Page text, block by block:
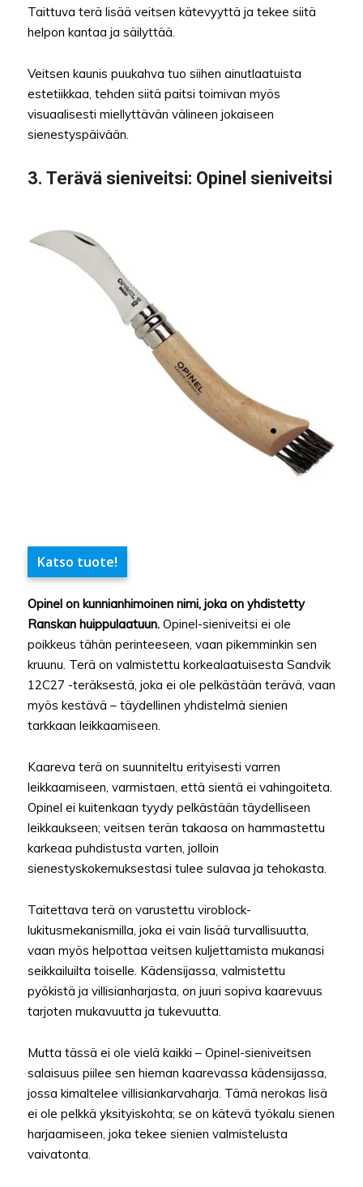
Taittuva terä lisää veitsen kätevyyttä ja tekee siitä
helpon kantaa ja säilyttää.
Veitsen kaunis puukahva tuo siihen ainutlaatuista
estetiikkaa, tehden siitä paitsi toimivan myös
visuaalisesti miellyttävän välineen jokaiseen
sienestyspäivään.
3. Terävä sieniveitsi: Opinel sieniveitsi
Katso tuote!
Opinel on kunnianhimoinen nimi, joka on yhdistetty
Ranskan huippulaatuun. Opinel-sieniveitsi ei ole
poikkeus tähän perinteeseen, vaan pikemminkin sen
kruunu. Terä on valmistettu korkealaatuisesta Sandvik
12C27 -teräksestä, joka ei ole pelkästään terävä, vaan
myös kestävä – täydellinen yhdistelmä sienien
tarkkaan leikkaamiseen.
Kaareva terä on suunniteltu erityisesti varren
leikkaamiseen, varmistaen, että sientä ei vahingoiteta.
Opinel ei kuitenkaan tyydy pelkästään täydelliseen
leikkaukseen; veitsen terän takaosa on hammastettu
karkeaa puhdistusta varten, jolloin
sienestyskokemuksestasi tulee sulavaa ja tehokasta.
Taitettava terä on varustettu viroblock-
lukitusmekanismilla, joka ei vain lisää turvallisuutta,
vaan myös helpottaa veitsen kuljettamista mukanasi
seikkailuilta toiselle. Kädensijassa, valmistettu
pyökistä ja villisianharjasta, on juuri sopiva kaarevuus
tarjoten mukavuutta ja tukevuutta.
Mutta tässä ei ole vielä kaikki – Opinel-sieniveitsen
salaisuus piilee sen hieman kaarevassa kädensijassa,
jossa kimaltelee villisiankarvaharja. Tämä nerokas lisä
ei ole pelkkä yksityiskohta; se on kätevä työkalu sienen
harjaamiseen, joka tekee sienien valmistelusta
vaivatonta.